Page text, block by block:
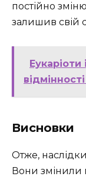
постійно
залишив свій
Еукаріоти
Висновки
Отже, наслідки
Вони змінили